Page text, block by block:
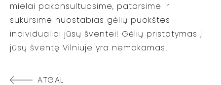
mielai pakonsultuosime, patarsime ir
sukursime nuostabias gėlių puokštes
individualiai jūsų šventei! Gėlių pristatymas į
jūsų šventę Vilniuje yra nemokamas!
ATGAL